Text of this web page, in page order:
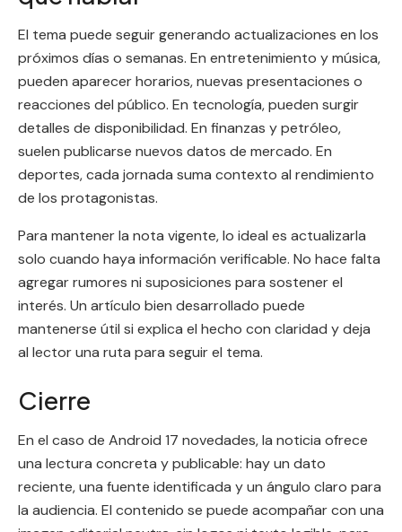
El tema puede seguir generando actualizaciones en los
próximos días o semanas. En entretenimiento y música,
pueden aparecer horarios, nuevas presentaciones o
reacciones del público. En tecnología, pueden surgir
detalles de disponibilidad. En finanzas y petróleo,
suelen publicarse nuevos datos de mercado. En
deportes, cada jornada suma contexto al rendimiento
de los protagonistas.
Para mantener la nota vigente, lo ideal es actualizarla
solo cuando haya información verificable. No hace falta
agregar rumores ni suposiciones para sostener el
interés. Un artículo bien desarrollado puede
mantenerse útil si explica el hecho con claridad y deja
al lector una ruta para seguir el tema.
Cierre
En el caso de Android 17 novedades, la noticia ofrece
una lectura concreta y publicable: hay un dato
reciente, una fuente identificada y un ángulo claro para
la audiencia. El contenido se puede acompañar con una